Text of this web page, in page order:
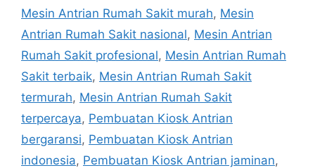
Mesin Antrian Rumah Sakit murah, Mesin
Antrian Rumah Sakit nasional, Mesin Antrian
Rumah Sakit profesional, Mesin Antrian Rumah
Sakit terbaik, Mesin Antrian Rumah Sakit
termurah, Mesin Antrian Rumah Sakit
terpercaya, Pembuatan Kiosk Antrian
bergaransi, Pembuatan Kiosk Antrian
indonesia, Pembuatan Kiosk Antrian jaminan,